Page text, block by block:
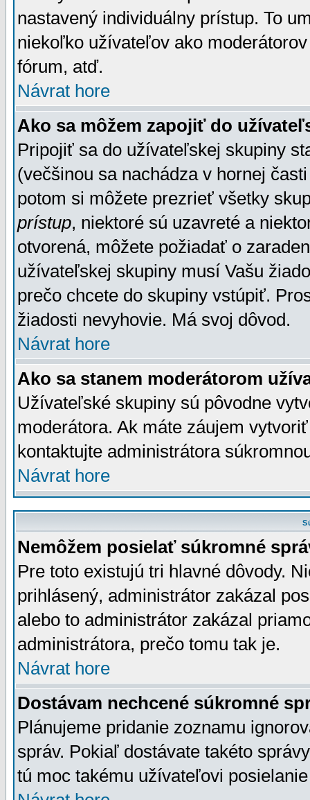
nastavený individuálny prístup. To
niekoľko užívateľov ako
fórum, atď.
Návrat hore
Ako sa môžem zapojiť do
Pripojiť sa do užívateľskej skupiny
(večšinou sa nachádza v hornej
potom si môžete prezrieť všetky
prístup, niektoré sú uzavreté a
otvorená, môžete požiadať o
užívateľskej skupiny musí Vašu
prečo chcete do skupiny vstúpiť.
žiadosti nevyhovie. Má svoj dôvod.
Návrat hore
Ako sa stanem moderátorom
Užívateľské skupiny sú pôvodne
moderátora. Ak máte záujem
kontaktujte administrátora
Návrat hore
Nemôžem posielať súkromné
Pre toto existujú tri hlavné dôvody.
prihlásený, administrátor zakázal
alebo to administrátor zakázal
administrátora, prečo tomu tak je.
Návrat hore
Dostávam nechcené súkromné
Plánujeme pridanie zoznamu
správ. Pokiaľ dostávate takéto
tú moc takému užívateľovi